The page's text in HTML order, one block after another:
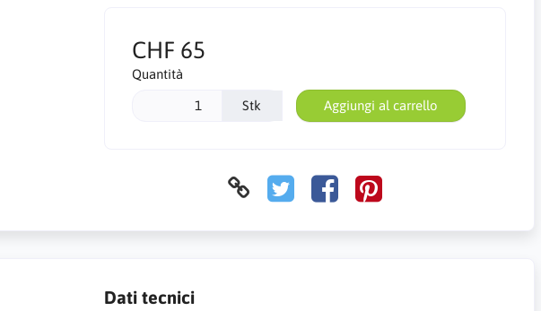
CHF 65
Quantità
Stk Aggiungi al carrello
Dati tecnici